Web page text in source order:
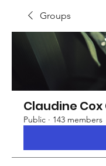
Groups
Claudine Cox
Public · 143 members